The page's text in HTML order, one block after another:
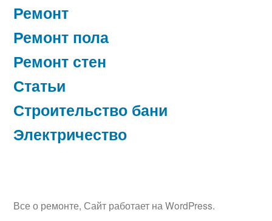
Ремонт
Ремонт пола
Ремонт стен
Статьи
Строительство бани
Электричество
Все о ремонте, Сайт работает на WordPress.